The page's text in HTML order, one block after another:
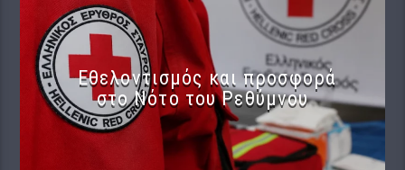
Εθελοντισμός και προσφορά
στο Νότο του Ρεθύμνου